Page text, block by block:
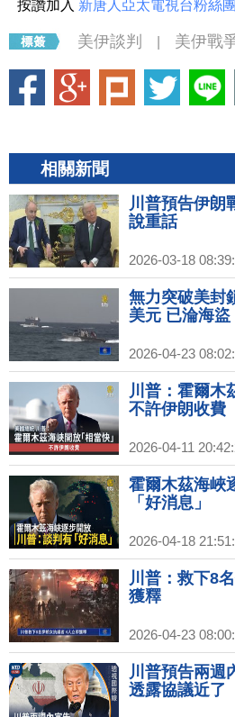
按讚加入 新唐人亞太電視台粉絲團
美伊談判 美伊戰
相關新聞
川普預告伊朗
說重話
2026-03-18
無力突破美封
美元 已淪海盜
2026-04-23
川普：霍爾木
不許伊朗收費
2026-04-11
霍爾木茲海峽
「好消息」
2026-04-18
川普：救下8
獲釋
2026-04-23
川普預告兩週
透露協議近了